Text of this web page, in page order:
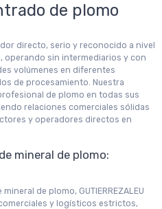
de plomo
directo, serio y reconocido a nivel
operando sin intermediarios y con
volúmenes en diferentes
de procesamiento. Nuestra
de plomo en todas sus
relaciones comerciales sólidas
y operadores directos en
mineral de plomo:
de plomo, GUTIERREZALEU
y logísticos estrictos,